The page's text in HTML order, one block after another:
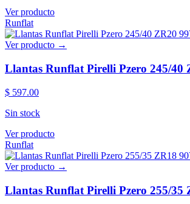
Ver producto
Runflat
Ver producto →
Llantas Runflat Pirelli Pzero 245/40
$ 597.00
Sin stock
Ver producto
Runflat
Ver producto →
Llantas Runflat Pirelli Pzero 255/35